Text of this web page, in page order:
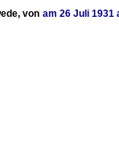
von am 26 Juli 1931